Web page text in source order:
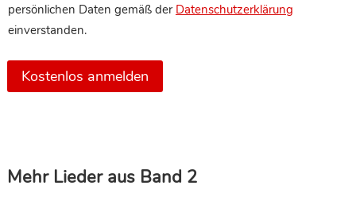
persönlichen Daten gemäß der Datenschutzerklärung
einverstanden.
Kostenlos anmelden
Mehr Lieder aus Band 2